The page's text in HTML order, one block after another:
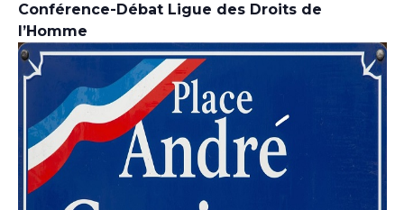
Conférence-Débat Ligue des Droits de
l’Homme